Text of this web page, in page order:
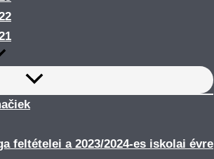
feltételei a 2023/2024-es iskolai évre